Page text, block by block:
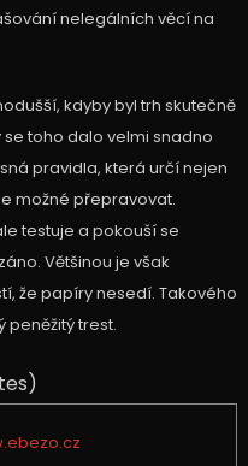
nelegálních věcí na
kdyby byl trh skutečně
se toho dalo velmi snadno
pravidla, která určí nejen
možné přepravovat.
testuje a pokouší se
Většinou je však
že papíry nesedí. Takového
trest.